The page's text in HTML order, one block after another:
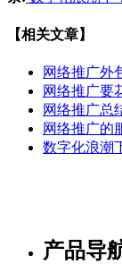
【相关文章】
网络推广外
网络推广要
网络推广总
网络推广的
数字化浪潮
产品导